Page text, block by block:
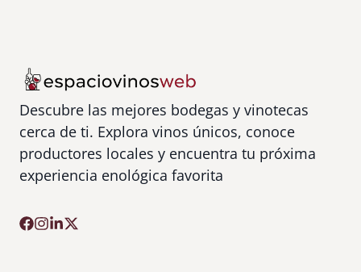
i
e
a
d
V
Descubre las mejores bodegas y vinotecas
cerca de ti. Explora vinos únicos, conoce
productores locales y encuentra tu próxima
experiencia enológica favorita